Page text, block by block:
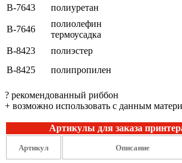
B-7643
полиуретан
B-7646
полиолефин
термоусадка
B-8423
полиэстер
B-8425
полипропилен
? рекомендованный риббон
+ возможно использовать с данным
Артикулы для заказа
Артикул Описание